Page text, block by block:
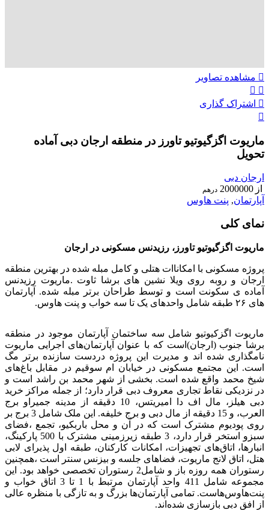
مشاهده تصاویر
اشتراک گذاری
ماریوت اگزگیوتیو تاورز در منطقه ارجان دبی آماده
تحویل
ارجان دبی
از 2000000 درهم
آپارتمان, پنت هاوس
نمای کلی
ماریوت اگزگیوتیو تاورز، رزیدنس مسکونی در ارجان
پروژه مسکونی با امکاناات هتلی و کامل مبله شده در بهترین منطقه
ارجان و روبه روی ویلا نشین های برشا ثاوت .ماریوت رزیدنس
آماده ی سکونت است و توسط طراحان برتر مبله شده. آپارتمان
های ۲۶ طبقه شامل واحدهای یک تا سه خواب و پنت هاوس.
ماریوت اگزکیوتیو شامل سه ساختمان آپارتمان موجود در منطقه
برشا جنوب (ارجان)است که با عنوان آپارتمان‌های اجرایی ماریوت
نامگذاری شده اند و مدیرت این پروژه دردست سازنده برتر مگ
است. این مجتمع مسکونی در خیابان ام سوقیم در مقابل باغ‌های
شیخ محمد واقع شده است. بخشی از شهر محمد بن راشد است و
در نزدیکی نقاط تجاری معروف دبی قرار دارد؛ از جمله مراکز خرید
دبی هیلز، مال اف دا امیریتس، 10 دقیقه از مدینه جمیراو برج
العرب، و 15 دقیقه از مال دبی و برج خلیفه. این ملک شامل 3 برج بر
روی پودیوم مشترک است که در آن و محل باربکیو، تجمع ،فضای
سبزو استخر قرار دارد، 3 طبقه زیرزمینی مشترک با 500 پارکینگ،
انبارها، اتاق‌های تجهیزات، امکانات کارکنان، طبقه اول پذیرای لابی
هتل، اتاق لانج ماریوت، فضاهای جلسه و بیزنس سنتر است ،همچنین
رستوران همه روزه باز و شامل2 رستوران تخصصی خواهد بود. این
مجموعه شامل 411 واحد آپارتمان مرتبط با 1 تا 3 اتاق خواب و
پنت‌هاوس‌هاست. تمامی آپارتمان‌ها بزرگ و به تازگی با منظره عالی
از افق دبی بازسازی شده‌اند.